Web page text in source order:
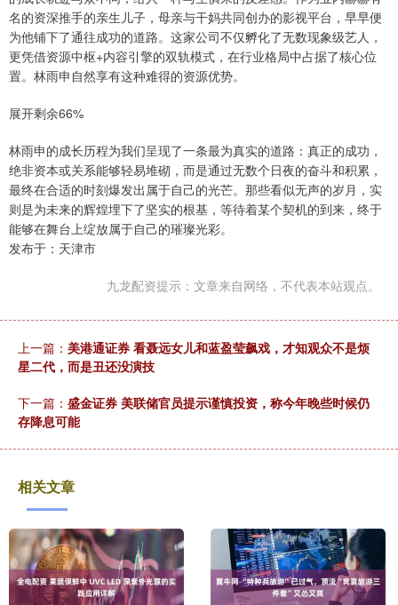
名的资深推手的亲生儿子，母亲与干妈共同创办的影视平台，早早便
为他铺下了通往成功的道路。这家公司不仅孵化了无数现象级艺人，
更凭借资源中枢+内容引擎的双轨模式，在行业格局中占据了核心位
置。林雨申自然享有这种难得的资源优势。
展开剩余66%
林雨申的成长历程为我们呈现了一条最为真实的道路：真正的成功，
绝非资本或关系能够轻易堆砌，而是通过无数个日夜的奋斗和积累，
最终在合适的时刻爆发出属于自己的光芒。那些看似无声的岁月，实
则是为未来的辉煌埋下了坚实的根基，等待着某个契机的到来，终于
能够在舞台上绽放属于自己的璀璨光彩。
发布于：天津市
九龙配资提示：文章来自网络，不代表本站观点。
上一篇： 美港通证券 看聂远女儿和蓝盈莹飙戏，才知观众不是烦
星二代，而是丑还没演技
下一篇： 盛金证券 美联储官员提示谨慎投资，称今年晚些时候仍
存降息可能
相关文章